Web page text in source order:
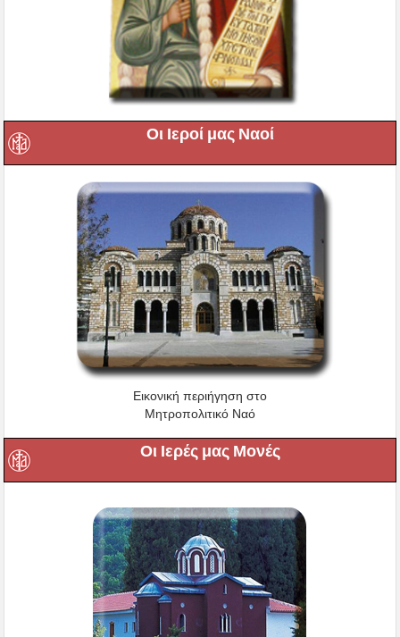
Οι Ιεροί μας Ναοί
Εικονική περιήγηση στο
Μητροπολιτικό Ναό
Οι Ιερές μας Μονές